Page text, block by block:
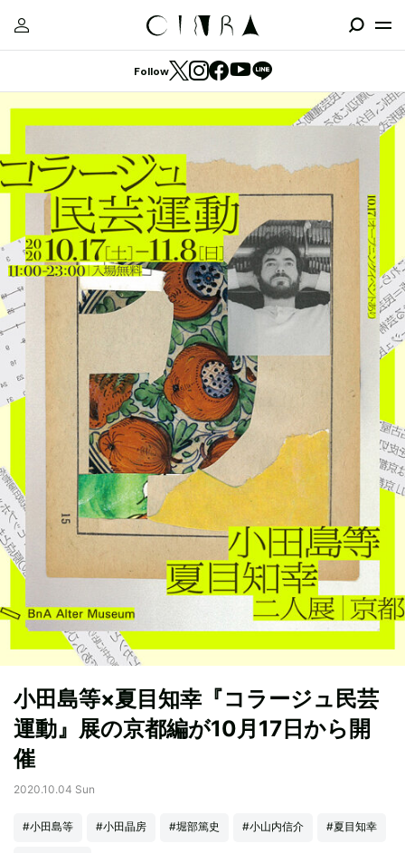
Follow
小田島等×夏目知幸『コラージュ民芸
運動』展の京都編が10月17日から開
催
2020.10.04 Sun
#小田島等 #小田晶房 #堀部篤史 #小山内信介 #夏目知幸